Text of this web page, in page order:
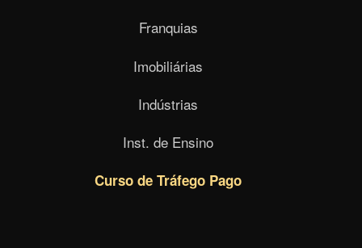
Franquias
Imobiliárias
Indústrias
Inst. de Ensino
Curso de Tráfego Pago